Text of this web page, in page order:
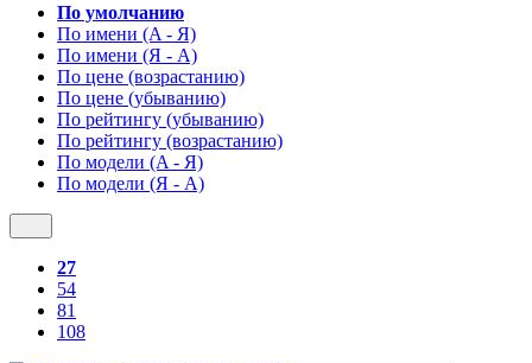
По умолчанию
По имени (A - Я)
По имени (Я - A)
По цене (возрастанию)
По цене (убыванию)
По рейтингу (убыванию)
По рейтингу (возрастанию)
По модели (A - Я)
По модели (Я - A)
27
54
81
108